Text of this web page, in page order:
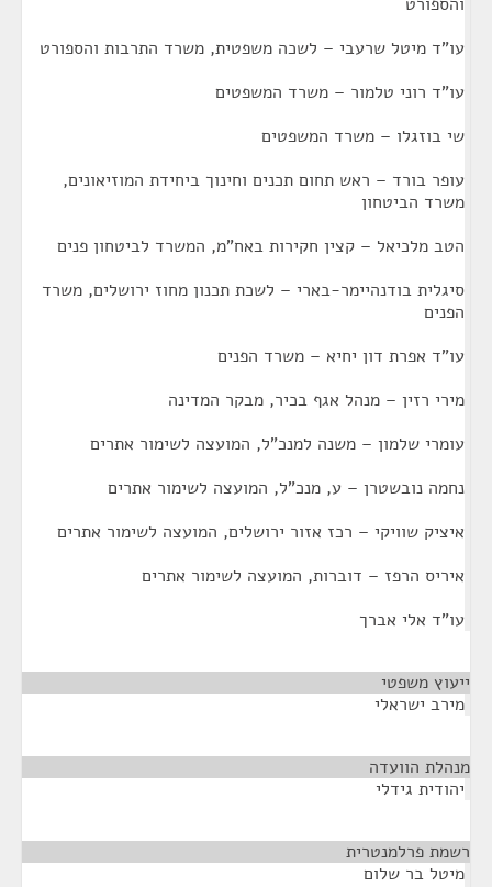
עו"ד מיטל שרעבי – לשכה משפטית, משרד התרבות והספורט
עו"ד רוני טלמור – משרד המשפטים
שי בוזגלו – משרד המשפטים
עופר בורד – ראש תחום תכנים וחינוך ביחידת המוזיאונים,
משרד הביטחון
הטב מלכיאל – קצין חקירות באח"מ, המשרד לביטחון פנים
סיגלית בודנהיימר-בארי – לשכת תכנון מחוז ירושלים, משרד
הפנים
עו"ד אפרת דון יחיא – משרד הפנים
מירי רזין – מנהל אגף בכיר, מבקר המדינה
עומרי שלמון – משנה למנכ"ל, המועצה לשימור אתרים
נחמה נובשטרן – ע, מנכ"ל, המועצה לשימור אתרים
איציק שוויקי – רכז אזור ירושלים, המועצה לשימור אתרים
איריס הרפז – דוברות, המועצה לשימור אתרים
עו"ד אלי אברך
ייעוץ משפטי
מירב ישראלי
מנהלת הוועדה
יהודית גידלי
רשמת פרלמנטרית
מיטל בר שלום